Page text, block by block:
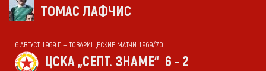
ТОМАС ЛАФЧИС
6 АВГУСТ 1969 Г. — ТОВАРИЩЕСКИЕ МАТЧИ 1969/70
ЦСКА „СЕПТ. ЗНАМЕ“ 6 - 2